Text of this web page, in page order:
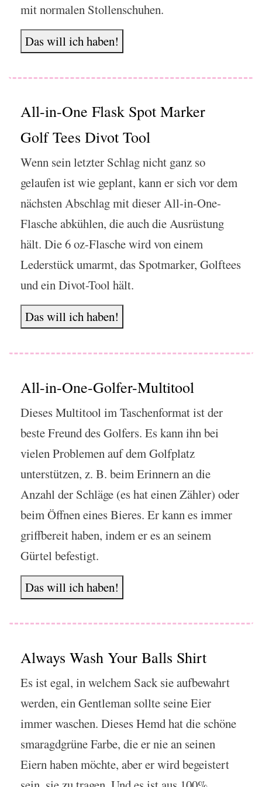
mit normalen Stollenschuhen.
Das will ich haben!
All-in-One Flask Spot Marker
Golf Tees Divot Tool
Wenn sein letzter Schlag nicht ganz so
gelaufen ist wie geplant, kann er sich vor dem
nächsten Abschlag mit dieser All-in-One-
Flasche abkühlen, die auch die Ausrüstung
hält. Die 6 oz-Flasche wird von einem
Lederstück umarmt, das Spotmarker, Golftees
und ein Divot-Tool hält.
Das will ich haben!
All-in-One-Golfer-Multitool
Dieses Multitool im Taschenformat ist der
beste Freund des Golfers. Es kann ihn bei
vielen Problemen auf dem Golfplatz
unterstützen, z. B. beim Erinnern an die
Anzahl der Schläge (es hat einen Zähler) oder
beim Öffnen eines Bieres. Er kann es immer
griffbereit haben, indem er es an seinem
Gürtel befestigt.
Das will ich haben!
Always Wash Your Balls Shirt
Es ist egal, in welchem Sack sie aufbewahrt
werden, ein Gentleman sollte seine Eier
immer waschen. Dieses Hemd hat die schöne
smaragdgrüne Farbe, die er nie an seinen
Eiern haben möchte, aber er wird begeistert